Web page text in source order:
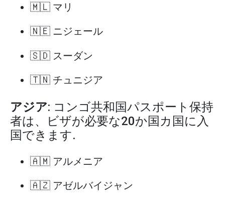
🇲🇱 マリ
🇳🇪 ニジェール
🇸🇩 スーダン
🇹🇳 チュニジア
アジア: コンゴ共和国パスポート保持
者は、ビザが必要な20か国カ国に入
国できます.
🇦🇲 アルメニア
🇦🇿 アゼルバイジャン